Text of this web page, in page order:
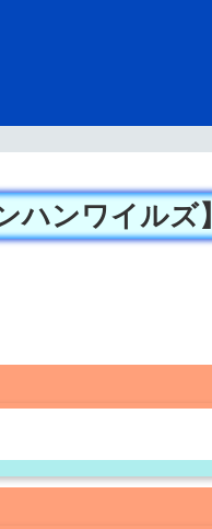
ハンワイルズ】